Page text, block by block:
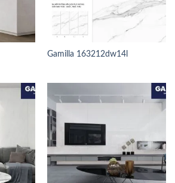
Gamilla 163212dw14l